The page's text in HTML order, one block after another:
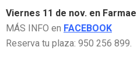
Viernes 11 de nov. en
MÁS INFO en FACEBOOK
Reserva tu plaza: 950 256 899.